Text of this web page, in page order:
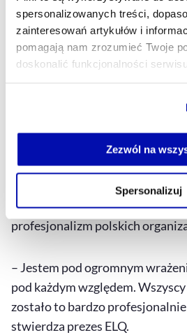
spersonalizowanych treści,
zainteresowań artykułów i
pomagają nam zrozumieć Twoje
doskonalić funkcjonalności
Jeżeli nie wyrażasz zgody na
możesz łatwo zarządzać swoimi
własnej przeglądarce
naszejPolityce Prywatności.
Zezwól na
Spersonalizuj
– Nigdy nie spotkałem się z
oczekiwaniem łapówek. W
opinie, ale moje doświadczenie
końca jest prawda – mówi
Polska ma
położenie
Pozytywnie ocenia także
rzecz Odbudowy Ukrainy w
wcześniejszą edycją
profesjonalizm polskich
– Jestem pod ogromnym
pod każdym względem.
zostało to bardzo
stwierdza prezes ELQ.